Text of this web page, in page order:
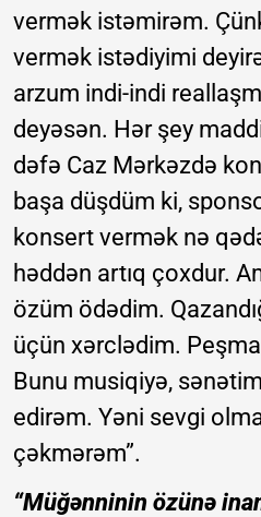
vermək istəmirəm.
vermək istədiyimi
arzum indi-indi
deyəsən. Hər şey
dəfə Caz Mərkəzdə
başa düşdüm ki,
konsert vermək nə
həddən artıq çoxdur.
özüm ödədim.
üçün xərclədim.
Bunu musiqiyə,
edirəm. Yəni sevgi
çəkmərəm”.
“Müğənninin özünə